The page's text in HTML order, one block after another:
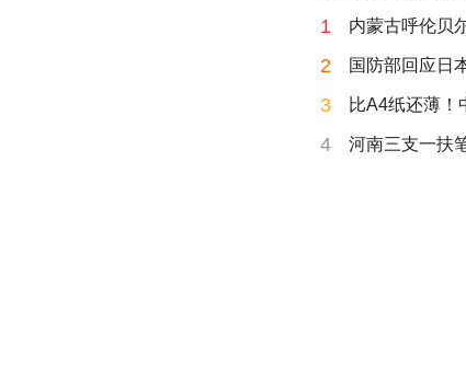
1 内蒙古呼伦贝
2 国防部回应日
3 比A4纸还薄！
4 河南三支一扶